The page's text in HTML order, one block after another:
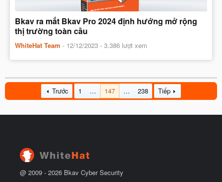
Bkav ra mắt Bkav Pro 2024 định hướng mở rộng
thị trường toàn cầu
WhiteHat Team - 12/12/2023 - 3.386 lượt xem
Trước 1 … 147 … 238 Tiếp
@ 2009 - 2026 Bkav Cyber Security